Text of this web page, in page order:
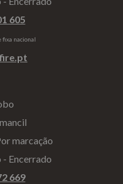
605
fixa nacional
marcação
- Encerrado
669